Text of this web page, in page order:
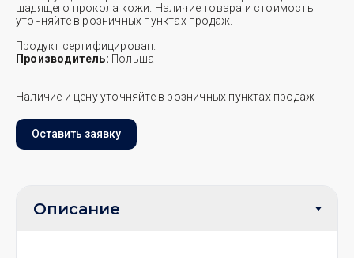
щадящего прокола кожи. Наличие товара и стоимость
уточняйте в розничных пунктах продаж.
Продукт сертифицирован.
Производитель: Польша
Наличие и цену уточняйте в розничных пунктах продаж
Оставить заявку